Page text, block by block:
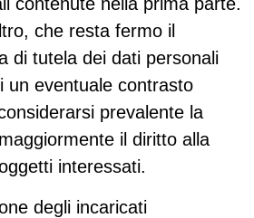
che resta fermo il
di tutela dei dati personali
un eventuale contrasto
prevalente la
il diritto alla
interessati.
degli incaricati